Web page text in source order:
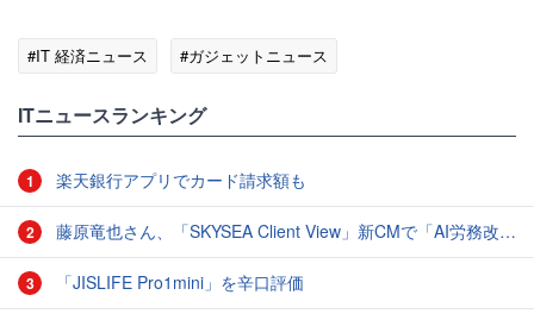
#IT 経済ニュース #ガジェットニュース
ITニュースランキング
1 楽天銀行アプリでカード請求額も
2 藤原竜也さん、「SKYSEA Client View」新CMで「AI労務改善」をアピール 働き方をAIが分析したら「すぐに休んで」と言われる？
3 「JISLIFE Pro1mini」を辛口評価